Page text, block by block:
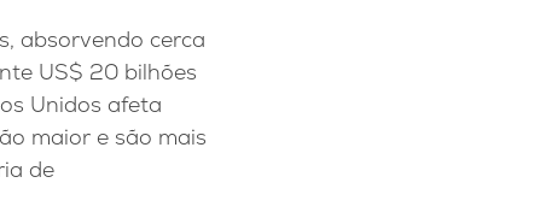
absorvendo cerca
US$ 20 bilhões
Unidos afeta
maior e são mais
de